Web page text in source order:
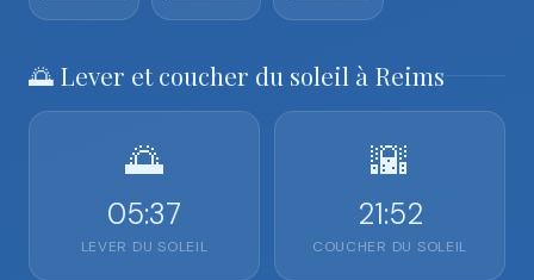
🌅 Lever et coucher du soleil à Reims
🌅
05:37
LEVER DU SOLEIL
🌇
21:52
COUCHER DU SOLEIL